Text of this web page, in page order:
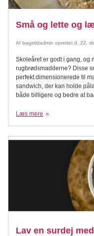
Små og lette og
Af bagetidadmin oprettet d. 22.
Skoleåret er godt i gang, og
rugbrødsmadderne? Disse
perfekt dimensionerede til
sandwich, der kan holde
både billigere og bedre at
Læs mere
Lav en surdej